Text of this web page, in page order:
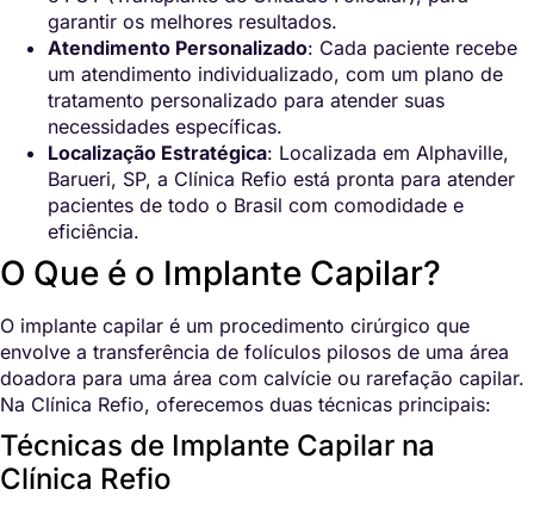
garantir os melhores resultados.
Atendimento Personalizado: Cada paciente recebe
um atendimento individualizado, com um plano de
tratamento personalizado para atender suas
necessidades específicas.
Localização Estratégica: Localizada em Alphaville,
Barueri, SP, a Clínica Refio está pronta para atender
pacientes de todo o Brasil com comodidade e
eficiência.
O Que é o Implante Capilar?
O implante capilar é um procedimento cirúrgico que
envolve a transferência de folículos pilosos de uma área
doadora para uma área com calvície ou rarefação capilar.
Na Clínica Refio, oferecemos duas técnicas principais:
Técnicas de Implante Capilar na
Clínica Refio